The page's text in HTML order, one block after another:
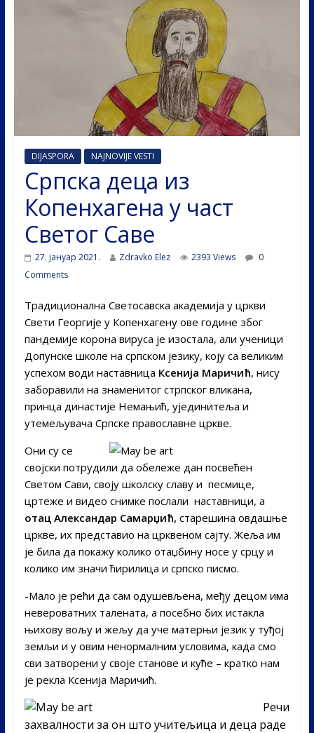
DIJASPORA NAJNOVIJE VESTI
Српска деца из
Копенхагена у част
Светог Саве
27. јануар 2021. Zdravko Elez 2393 Views
0
Comments
Традиционална Светосавска академија у цркви
Свети Георгије у Копенхагену ове године због
пандемије корона вируса је изостала, али ученици
Допунске школе на српском језику, коју са великим
успехом води наставница Ксенија Маричић, нису
заборавили на знаменитог стрпског вликана,
принца династије Немањић, ујединитеља и
утемељувача Српске православне цркве.
Они су се
својски потрудили да обележе дан посвећен
Светом Сави, своју школску славу и песмице,
цртеже и видео снимке послали наставници, а
отац Александар Самарџић, старешина овдашње
цркве, их представио на црквеном сајту. Жеља им
је била да покажу колико отаџбину носе у срцу и
колико им значи ћирилица и српско писмо.
-Мало је рећи да сам одушевљена, међу децом има
невероватних талената, а посебно бих истакла
њихову вољу и жељу да уче матерњи језик у туђој
земљи и у овим ненормалним условима, када смо
сви затворени у своје станове и куће – кратко нам
је рекла Ксенија Маричић.
Речи
захвалности за он што учитељица и деца раде